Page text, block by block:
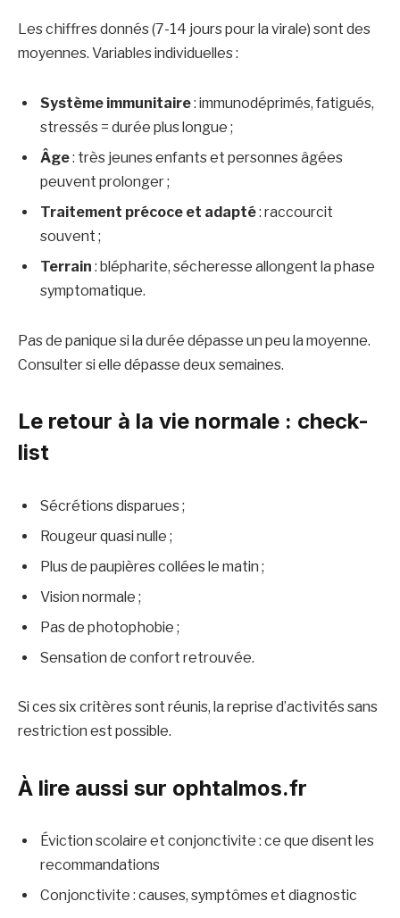
Les chiffres donnés (7-14 jours pour la virale) sont des
moyennes. Variables individuelles :
Système immunitaire: immunodéprimés, fatigués,
stressés = durée plus longue ;
Âge: très jeunes enfants et personnes âgées
peuvent prolonger ;
Traitement précoce et adapté: raccourcit
souvent ;
Terrain : blépharite, sécheresse allongent la phase
symptomatique.
Pas de panique si la durée dépasse un peu la moyenne.
Consulter si elle dépasse deux semaines.
Le retour à la vie normale : check-
list
Sécrétions disparues ;
Rougeur quasi nulle ;
Plus de paupières collées le matin ;
Vision normale ;
Pas de photophobie ;
Sensation de confort retrouvée.
Si ces six critères sont réunis, la reprise d’activités sans
restriction est possible.
À lire aussi sur ophtalmos.fr
Éviction scolaire et conjonctivite : ce que disent les
recommandations
Conjonctivite : causes, symptômes et diagnostic